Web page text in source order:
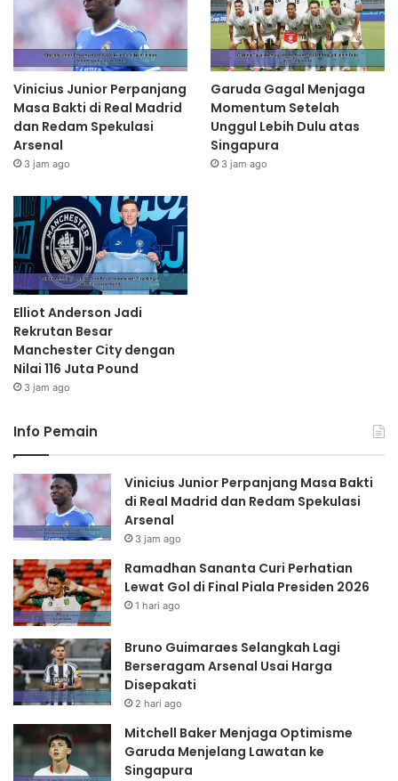
Vinicius Junior Perpanjang
Masa Bakti di Real Madrid
dan Redam Spekulasi
Arsenal
3 jam ago
Garuda Gagal Menjaga
Momentum Setelah
Unggul Lebih Dulu atas
Singapura
3 jam ago
Elliot Anderson Jadi
Rekrutan Besar
Manchester City dengan
Nilai 116 Juta Pound
3 jam ago
Info Pemain
Vinicius Junior Perpanjang Masa Bakti
di Real Madrid dan Redam Spekulasi
Arsenal
3 jam ago
Ramadhan Sananta Curi Perhatian
Lewat Gol di Final Piala Presiden 2026
1 hari ago
Bruno Guimaraes Selangkah Lagi
Berseragam Arsenal Usai Harga
Disepakati
2 hari ago
Mitchell Baker Menjaga Optimisme
Garuda Menjelang Lawatan ke
Singapura